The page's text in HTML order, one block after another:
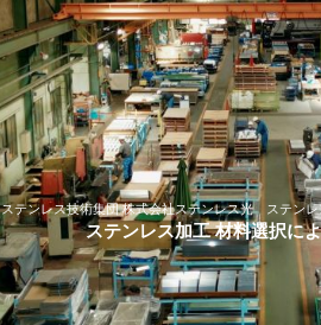
ステンレス技術集団 株式会社ステンレス光 ステン
ステンレス加工 材料選択に